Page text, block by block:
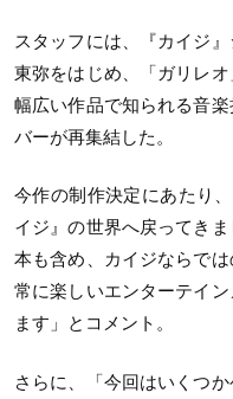
スタッフには、『カイジ
東弥をはじめ、「ガリレ
幅広い作品で知られる音
バーが再集結した。
今作の制作決定にあたり
イジ』の世界へ戻ってき
本も含め、カイジならで
常に楽しいエンターテイ
ます」とコメント。
さらに、「今回はいくつ